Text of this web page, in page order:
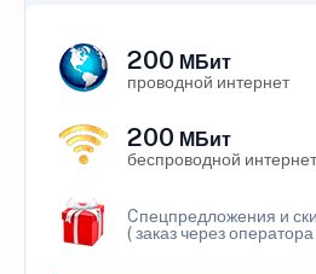
200 МБит
проводной интернет
200 МБит
беспроводной интернет
Cпецпредложения и
( заказ через оператора